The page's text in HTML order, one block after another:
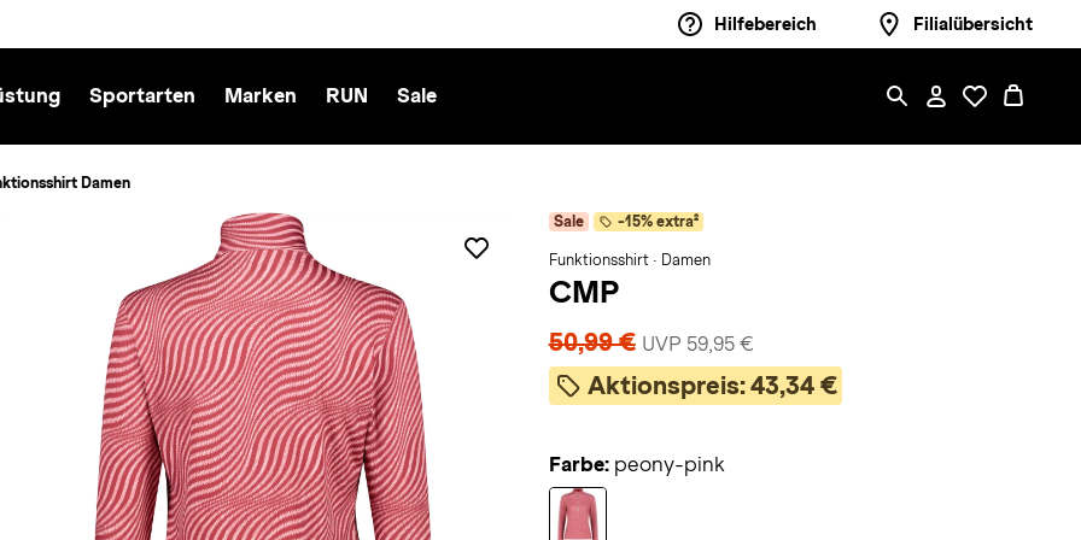
Hilfebereich Filialübersicht
Sportarten Marken RUN Sale
Damen
Sale -15% extra²
Funktionsshirt · Damen
CMP
50,99 € UVP 59,95 €
Aktionspreis:43,34 €
Farbe: peony-pink